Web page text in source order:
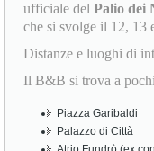
ufficiale delPalio dei
che si svolge il 12, 13
Distanze e luoghi di
Il B&B si trova a
Piazza Garibaldi
Palazzo di Città